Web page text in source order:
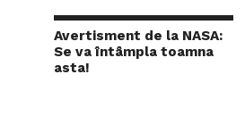
Avertisment de la NASA:
Se va întâmpla toamna
asta!